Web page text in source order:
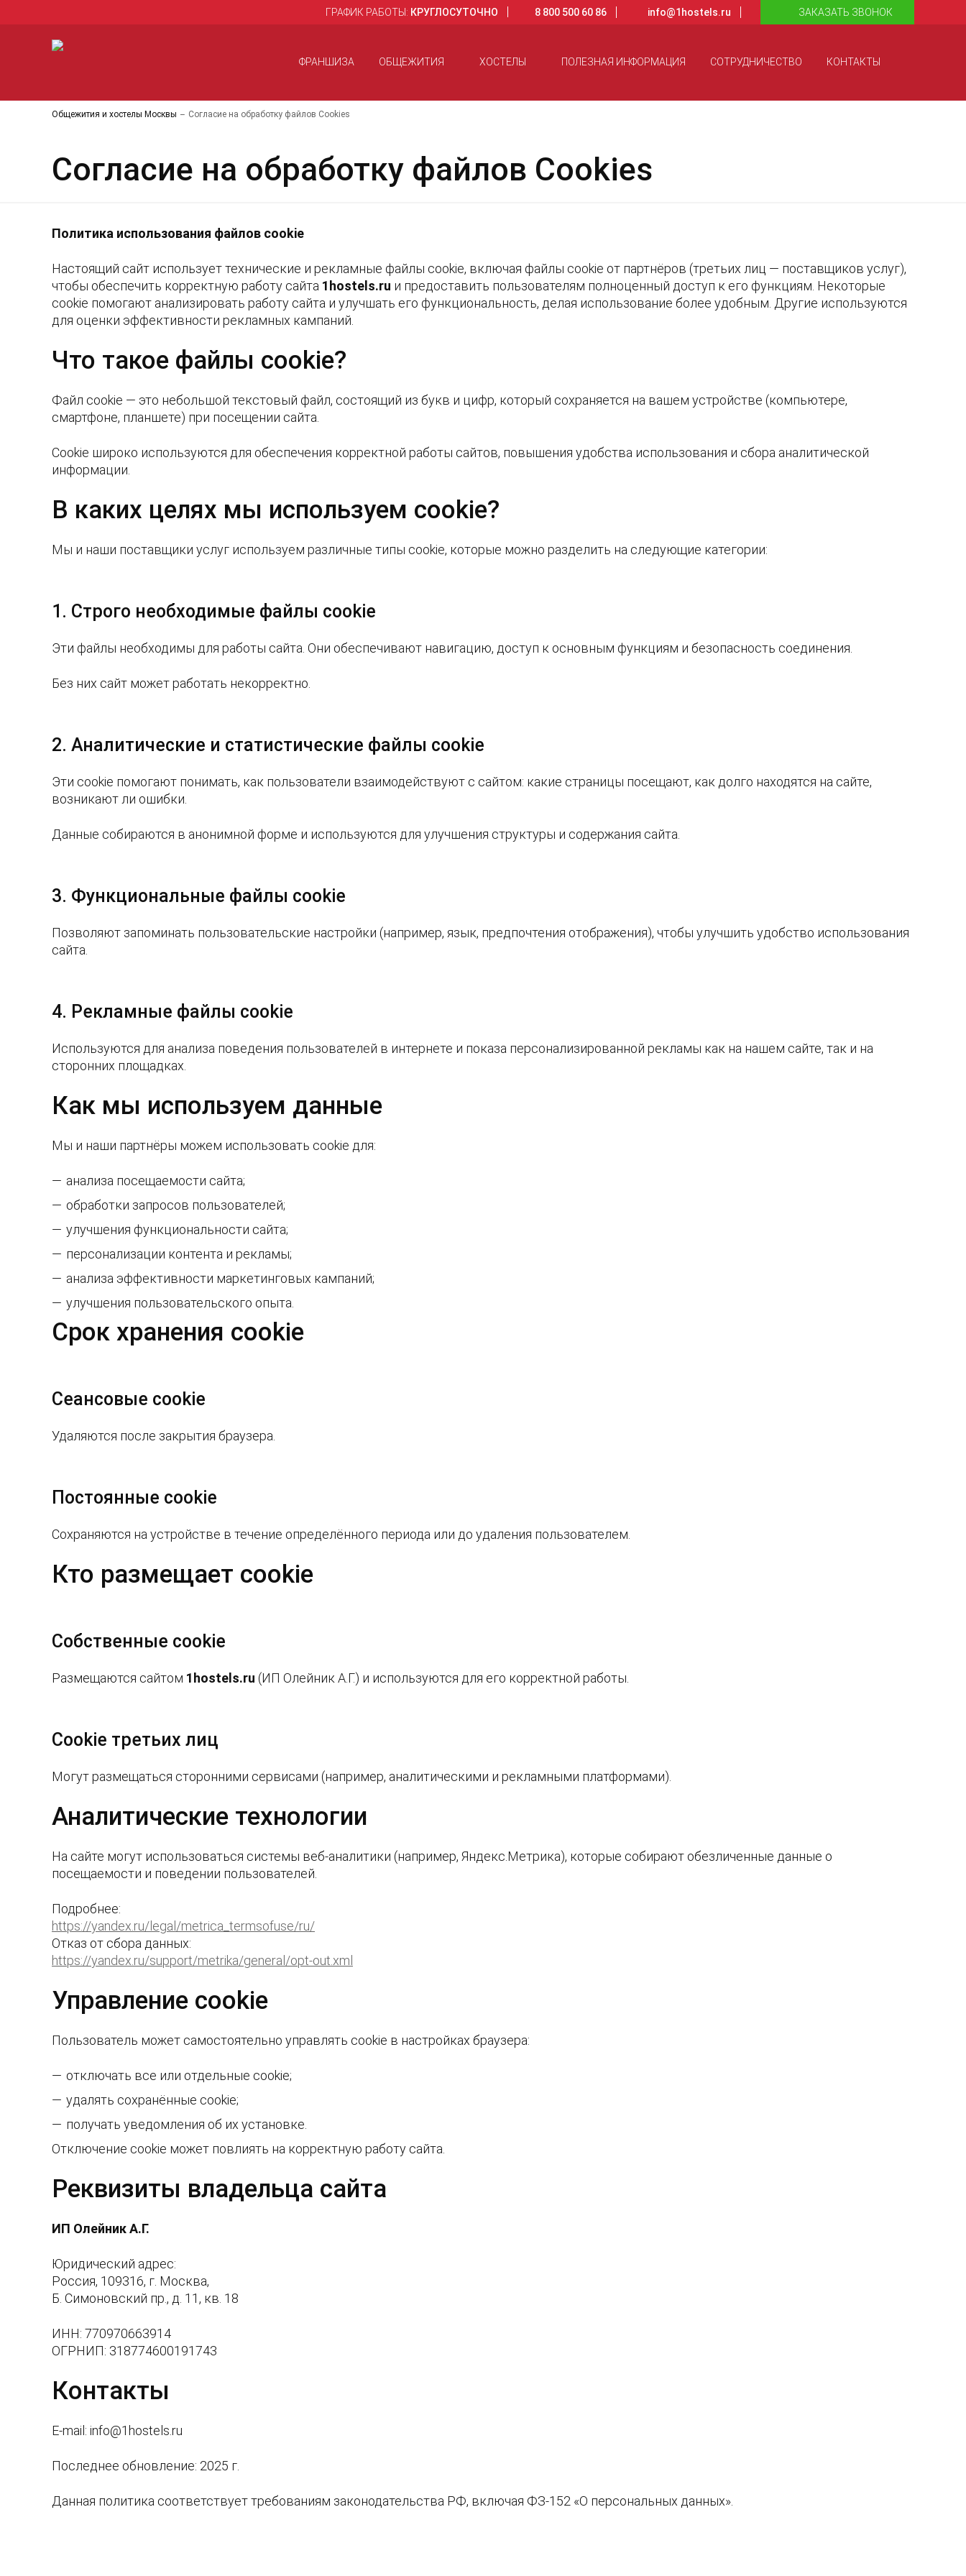
ГРАФИК РАБОТЫ: КРУГЛОСУТОЧНО 8 800 500 60 86 info@1hostels.ru ЗАКАЗАТЬ ЗВОНОК
ФРАНШИЗА ОБЩЕЖИТИЯ ХОСТЕЛЫ ПОЛЕЗНАЯ ИНФОРМАЦИЯ СОТРУДНИЧЕСТВО КОНТАКТЫ
Общежития и хостелы Москвы Согласие на обработку файлов Cookies
Согласие на обработку файлов Cookies
Политика использования файлов cookie
Настоящий сайт использует технические и рекламные файлы cookie, включая файлы cookie от партнёров (третьих лиц — поставщиков услуг),
чтобы обеспечить корректную работу сайта 1 hostels.ru и предоставить пользователям полноценный доступ к его функциям. Некоторые
cookie помогают анализировать работу сайта и улучшать его функциональность, делая использование более удобным. Другие используются
для оценки эффективности рекламных кампаний.
Что такое файлы cookie?
Файл cookie — это небольшой текстовый файл, состоящий из букв и цифр, который сохраняется на вашем устройстве (компьютере,
смартфоне, планшете) при посещении сайта.
Cookie широко используются для обеспечения корректной работы сайтов, повышения удобства использования и сбора аналитической
информации.
В каких целях мы используем cookie?
Мы и наши поставщики услуг используем различные типы cookie, которые можно разделить на следующие категории:
1. Строго необходимые файлы cookie
Эти файлы необходимы для работы сайта. Они обеспечивают навигацию, доступ к основным функциям и безопасность соединения.
Без них сайт может работать некорректно.
2. Аналитические и статистические файлы cookie
Эти cookie помогают понимать, как пользователи взаимодействуют с сайтом: какие страницы посещают, как долго находятся на сайте,
возникают ли ошибки.
Данные собираются в анонимной форме и используются для улучшения структуры и содержания сайта.
3. Функциональные файлы cookie
Позволяют запоминать пользовательские настройки (например, язык, предпочтения отображения), чтобы улучшить удобство использования
сайта.
4. Рекламные файлы cookie
Используются для анализа поведения пользователей в интернете и показа персонализированной рекламы как на нашем сайте, так и на
сторонних площадках.
Как мы используем данные
Мы и наши партнёры можем использовать cookie для:
анализа посещаемости сайта;
обработки запросов пользователей;
улучшения функциональности сайта;
персонализации контента и рекламы;
анализа эффективности маркетинговых кампаний;
улучшения пользовательского опыта.
Срок хранения cookie
Сеансовые cookie
Удаляются после закрытия браузера.
Постоянные cookie
Сохраняются на устройстве в течение определённого периода или до удаления пользователем.
Кто размещает cookie
Собственные cookie
Размещаются сайтом 1hostels.ru (ИП Олейник А.Г.) и используются для его корректной работы.
Cookie третьих лиц
Могут размещаться сторонними сервисами (например, аналитическими и рекламными платформами).
Аналитические технологии
На сайте могут использоваться системы веб-аналитики (например, Яндекс.Метрика), которые собирают обезличенные данные о
посещаемости и поведении пользователей.
Подробнее:
https://yandex.ru/legal/metrica_termsofuse/ru/
Отказ от сбора данных:
https://yandex.ru/support/metrika/general/opt-out.xml
Управление cookie
Пользователь может самостоятельно управлять cookie в настройках браузера:
отключать все или отдельные cookie;
удалять сохранённые cookie;
получать уведомления об их установке.
Отключение cookie может повлиять на корректную работу сайта.
Реквизиты владельца сайта
ИП Олейник А.Г.
Юридический адрес:
Россия, 109316, г. Москва,
Б. Симоновский пр., д. 11, кв. 18
ИНН: 770970663914
ОГРНИП: 318774600191743
Контакты
E-mail: info@1hostels.ru
Последнее обновление: 2025 г.
Данная политика соответствует требованиям законодательства РФ, включая ФЗ-152 «О персональных данных».